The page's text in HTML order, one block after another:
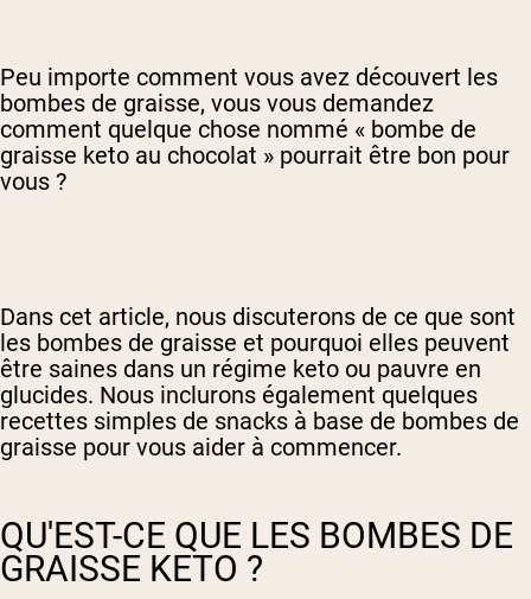
Peu importe comment vous avez découvert les
bombes de graisse, vous vous demandez
comment quelque chose nommé « bombe de
graisse keto au chocolat » pourrait être bon pour
vous ?
Dans cet article, nous discuterons de ce que sont
les bombes de graisse et pourquoi elles peuvent
être saines dans un régime keto ou pauvre en
glucides. Nous inclurons également quelques
recettes simples de snacks à base de bombes de
graisse pour vous aider à commencer.
QU'EST-CE QUE LES BOMBES DE
GRAISSE KETO ?